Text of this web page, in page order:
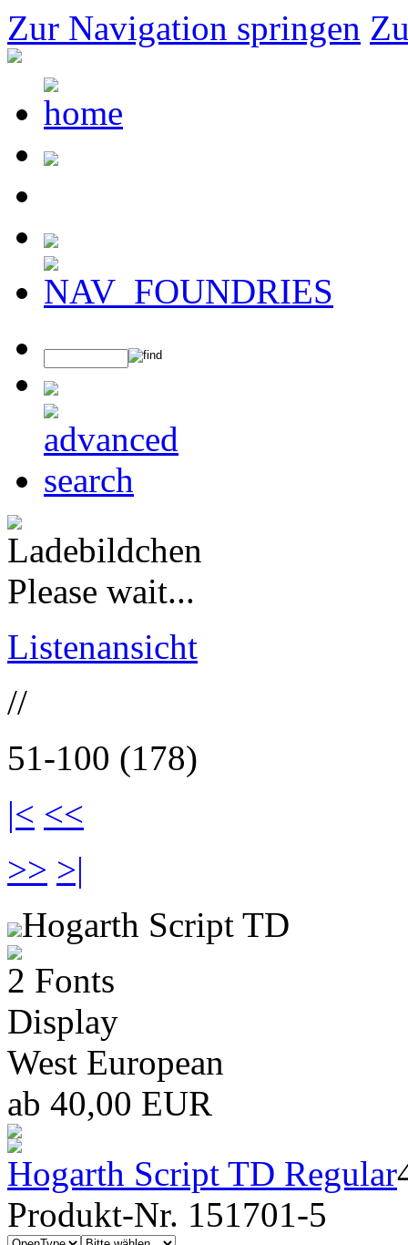
Zur Navigation springen
Please wait...
Listenansicht
//
51-100 (178)
|< <<
>> >|
Hogarth Script TD
2 Fonts
Display
West European
ab 40,00 EUR
Hogarth Script TD Regular
Produkt-Nr. 151701-5